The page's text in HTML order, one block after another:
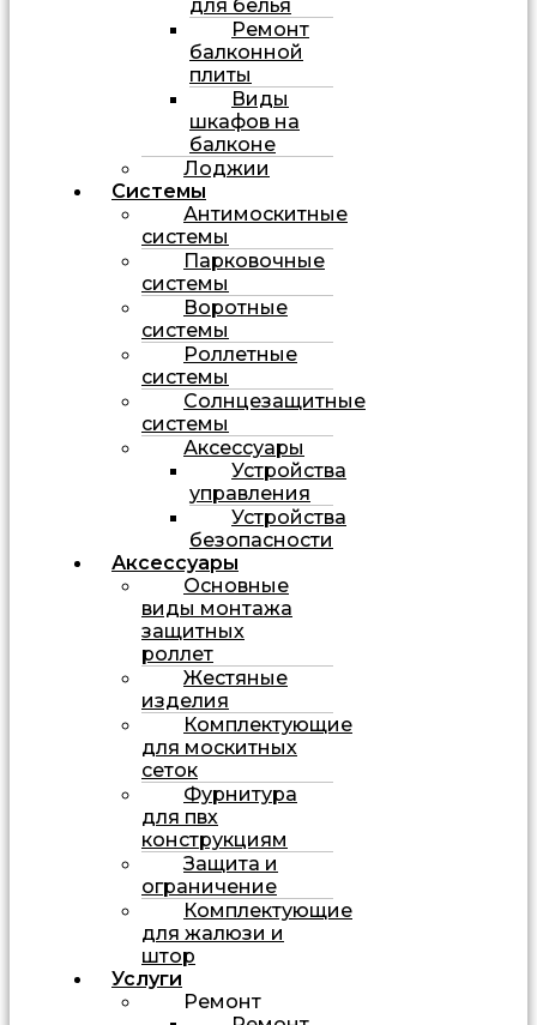
для белья
Ремонт
балконной
плиты
Виды
шкафов на
балконе
Лоджии
Системы
Антимоскитные
системы
Парковочные
системы
Воротные
системы
Роллетные
системы
Солнцезащитные
системы
Аксессуары
Устройства
управления
Устройства
безопасности
Аксессуары
Основные
виды монтажа
защитных
роллет
Жестяные
изделия
Комплектующие
для москитных
сеток
Фурнитура
для пвх
конструкциям
Защита и
ограничение
Комплектующие
для жалюзи и
штор
Услуги
Ремонт